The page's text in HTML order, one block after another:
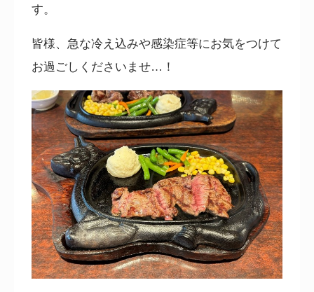
す。
皆様、急な冷え込みや感染症等にお気をつけて
お過ごしくださいませ…！